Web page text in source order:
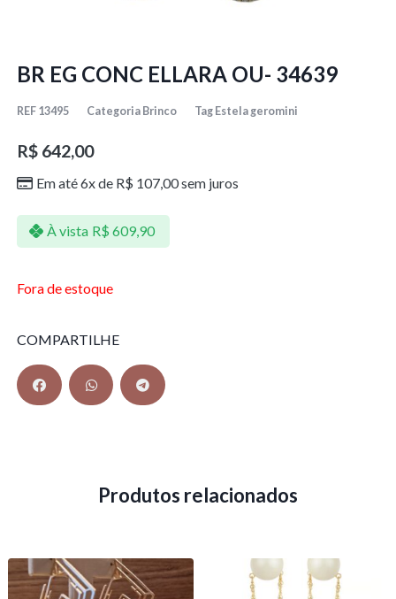
BR EG CONC ELLARA OU- 34639
REF 13495 Categoria Brinco Tag Estela geromini
R$642,00
Em até 6x de R$ 107,00sem juros
À vista R$ 609,90
Fora de estoque
COMPARTILHE
Produtos relacionados